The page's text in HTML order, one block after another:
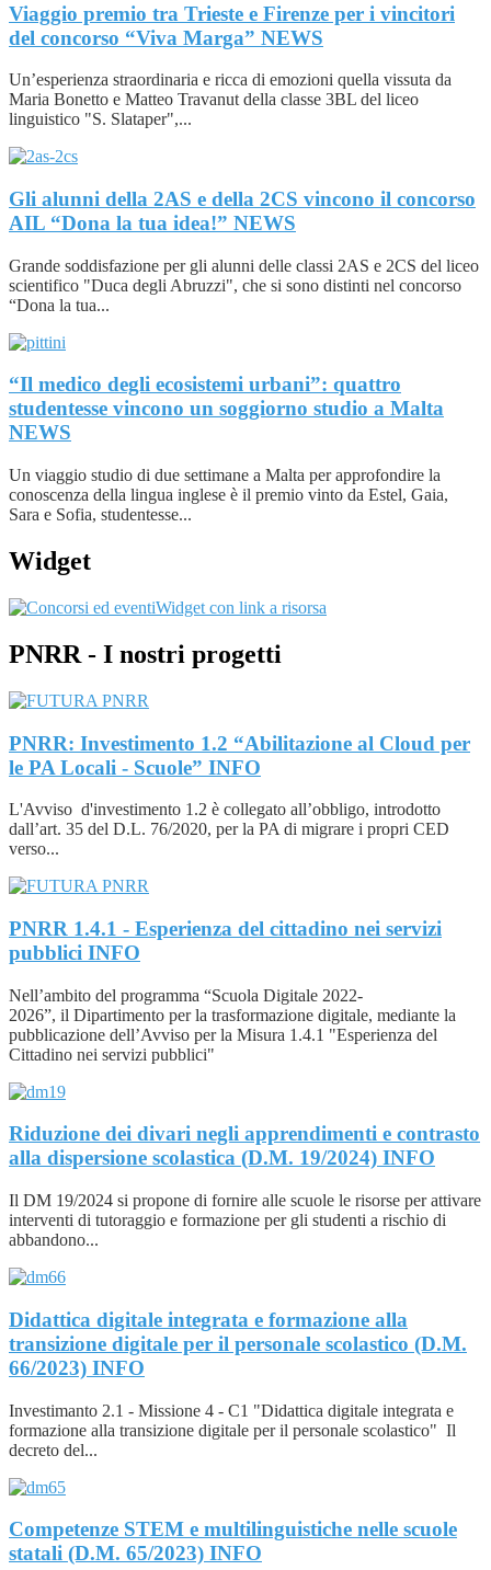
Viaggio premio tra Trieste e Firenze per i vincitori
del concorso “Viva Marga” NEWS
Un’esperienza straordinaria e ricca di emozioni quella vissuta da
Maria Bonetto e Matteo Travanut della classe 3BL del liceo
linguistico "S. Slataper",...
Gli alunni della 2AS e della 2CS vincono il concorso
AIL “Dona la tua idea!” NEWS
Grande soddisfazione per gli alunni delle classi 2AS e 2CS del liceo
scientifico "Duca degli Abruzzi", che si sono distinti nel concorso
“Dona la tua...
“Il medico degli ecosistemi urbani”: quattro
studentesse vincono un soggiorno studio a Malta
NEWS
Un viaggio studio di due settimane a Malta per approfondire la
conoscenza della lingua inglese è il premio vinto da Estel, Gaia,
Sara e Sofia, studentesse...
Widget
Widget con link a risorsa
PNRR - I nostri progetti
PNRR: Investimento 1.2 “Abilitazione al Cloud per
le PA Locali - Scuole” INFO
L'Avviso d'investimento 1.2 è collegato all’obbligo, introdotto
dall’art. 35 del D.L. 76/2020, per la PA di migrare i propri CED
verso...
PNRR 1.4.1 - Esperienza del cittadino nei servizi
pubblici INFO
Nell’ambito del programma “Scuola Digitale 2022-
2026”, il Dipartimento per la trasformazione digitale, mediante la
pubblicazione dell’Avviso per la Misura 1.4.1 "Esperienza del
Cittadino nei servizi pubblici"
Riduzione dei divari negli apprendimenti e contrasto
alla dispersione scolastica (D.M. 19/2024) INFO
Il DM 19/2024 si propone di fornire alle scuole le risorse per attivare
interventi di tutoraggio e formazione per gli studenti a rischio di
abbandono...
Didattica digitale integrata e formazione alla
transizione digitale per il personale scolastico (D.M.
66/2023) INFO
Investimanto 2.1 - Missione 4 - C1 "Didattica digitale integrata e
formazione alla transizione digitale per il personale scolastico" Il
decreto del...
Competenze STEM e multilinguistiche nelle scuole
statali (D.M. 65/2023) INFO